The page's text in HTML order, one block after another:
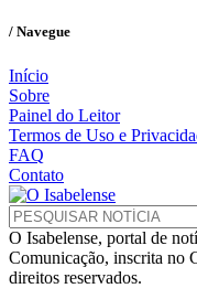
/ Navegue
Início
Sobre
Painel do Leitor
Termos de Uso e
FAQ
Contato
O Isabelense, portal de
Comunicação, inscrita no
direitos reservados.